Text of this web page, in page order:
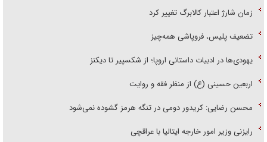
زمان شارژ اعتبار کالابرگ تغییر کرد
تضعیف پلیس، فروپاشی همه‌چیز
یهودی‌ها در ادبیات داستانی اروپا؛ از شکسپیر تا دیکنز
اربعین حسینی (ع) از منظر فقه و روایت
محسن رضایی: کریدور دومی در تنگه هرمز گشوده نمی‌شود
رایزنی وزیر امور خارجه ایتالیا با عراقچی